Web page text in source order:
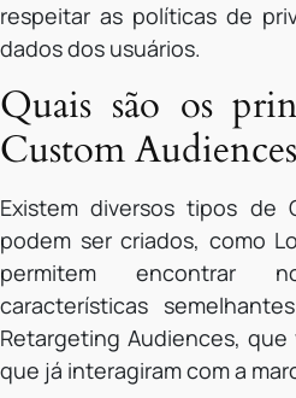
respeitar as políticas de
dados dos usuários.
Quais são os
Custom
Existem diversos tipos de
podem ser criados, como
permitem encontrar
características
Retargeting Audiences, que
que já interagiram com a